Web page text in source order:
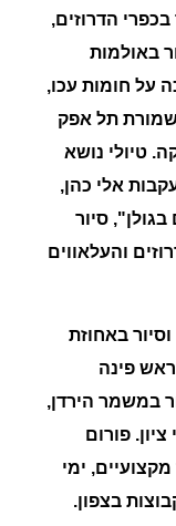
הדרוזים,
באולמות
על חומות עכו,
תל אפק
טיולי נושא
אלי כהן,
סיור
והעלאווים
באחוזת
פינה
במשמר הירדן,
פורום
מקצועיים, ימי
בצפון.